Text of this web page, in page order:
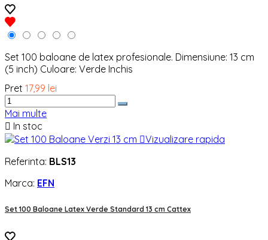
Set 100 baloane de latex profesionale. Dimensiune: 13 cm
(5 inch) Culoare: Verde Inchis
Pret 17,99 lei
Mai multe
 In stoc
Vizualizare rapida
Referinta: BLS13
Marca: EFN
Set 100 Baloane Latex Verde Standard 13 cm Cattex